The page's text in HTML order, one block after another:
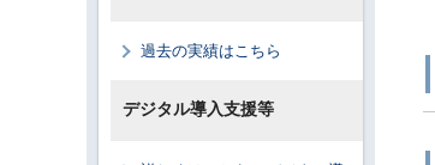
過去の実績はこちら
デジタル導入支援等